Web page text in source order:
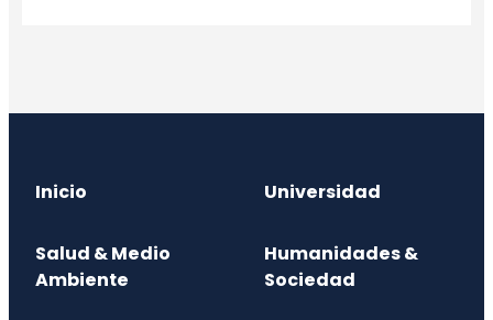
Inicio Universidad
Salud & Medio
Ambiente
Humanidades &
Sociedad